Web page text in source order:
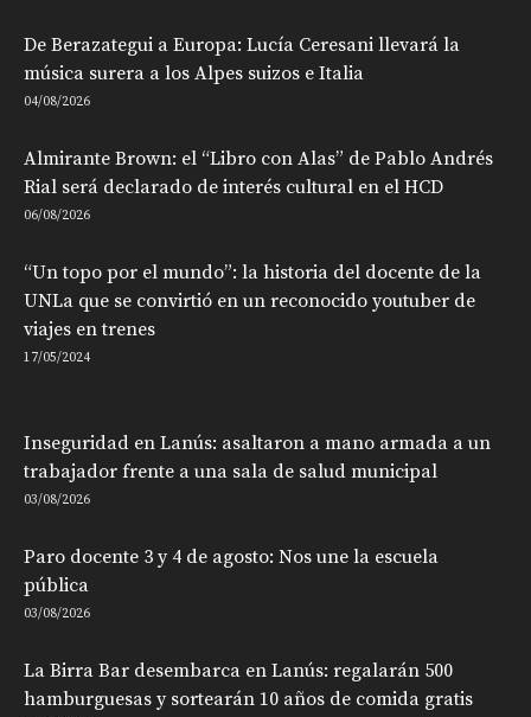
De Berazategui a Europa: Lucía Ceresani llevará la
música surera a los Alpes suizos e Italia
04/08/2026
Almirante Brown: el “Libro con Alas” de Pablo Andrés
Rial será declarado de interés cultural en el HCD
06/08/2026
“Un topo por el mundo”: la historia del docente de la
UNLa que se convirtió en un reconocido youtuber de
viajes en trenes
17/05/2024
Inseguridad en Lanús: asaltaron a mano armada a un
trabajador frente a una sala de salud municipal
03/08/2026
Paro docente 3 y 4 de agosto: Nos une la escuela
pública
03/08/2026
La Birra Bar desembarca en Lanús: regalarán 500
hamburguesas y sortearán 10 años de comida gratis